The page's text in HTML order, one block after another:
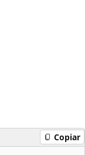
Copiar